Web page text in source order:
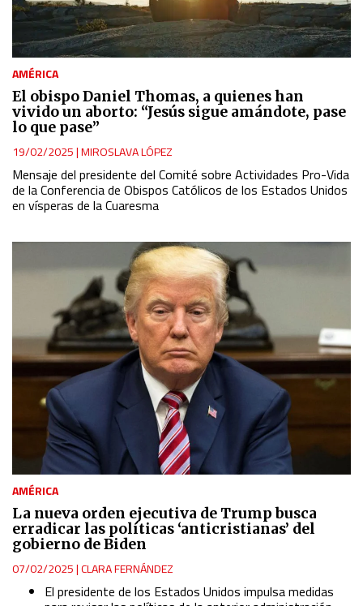
AMÉRICA
El obispo Daniel Thomas, a quienes han
vivido un aborto: “Jesús sigue amándote, pase
lo que pase”
19/02/2025|MIROSLAVA LÓPEZ
Mensaje del presidente del Comité sobre Actividades Pro-Vida
de la Conferencia de Obispos Católicos de los Estados Unidos
en vísperas de la Cuaresma
AMÉRICA
La nueva orden ejecutiva de Trump busca
erradicar las políticas ‘anticristianas’ del
gobierno de Biden
07/02/2025|CLARA FERNÁNDEZ
El presidente de los Estados Unidos impulsa medidas